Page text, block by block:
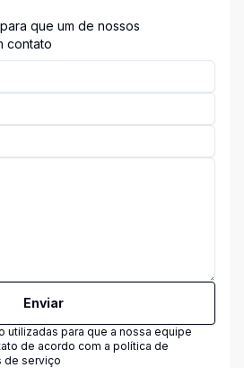
que um de nossos
contato
Enviar
utilizadas para que a nossa equipe
de acordo com a política de
de serviço